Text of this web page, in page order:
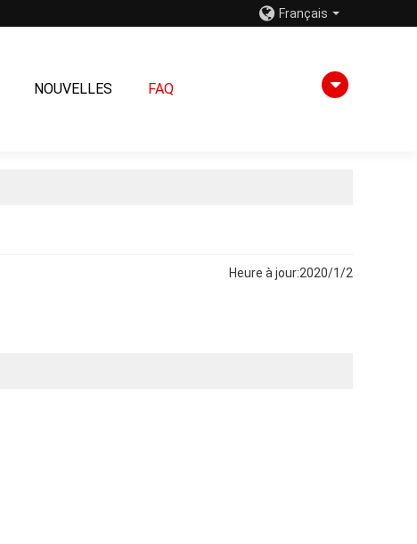
Français
NOUVELLES FAQ
Heure à jour:2020/1/2